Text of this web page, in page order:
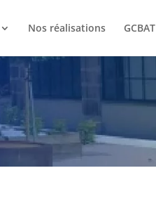
Nos réalisations GCBAT